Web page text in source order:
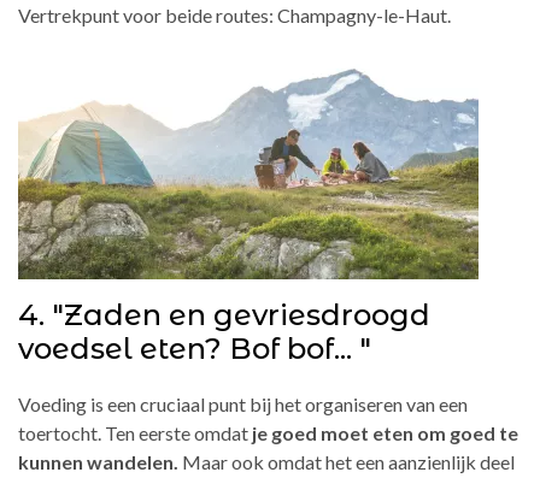
Vertrekpunt voor beide routes: Champagny-le-Haut.
4. "Zaden en gevriesdroogd
voedsel eten? Bof bof... "
Voeding is een cruciaal punt bij het organiseren van een
toertocht. Ten eerste omdat je goed moet eten om goed te
kunnen wandelen. Maar ook omdat het een aanzienlijk deel